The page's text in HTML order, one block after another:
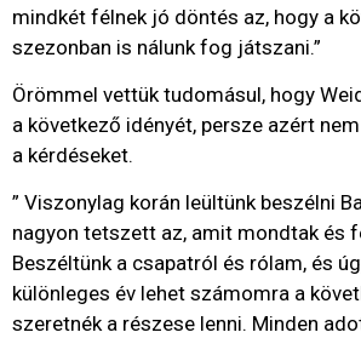
mindkét félnek jó döntés az, hogy a
szezonban is nálunk fog játszani.”
Örömmel vettük tudomásul, hogy
a következő idényét, persze azért
a kérdéseket.
” Viszonylag korán leültünk beszélni
nagyon tetszett az, amit mondtak és
Beszéltünk a csapatról és rólam, és
különleges év lehet számomra a
szeretnék a részese lenni. Minden